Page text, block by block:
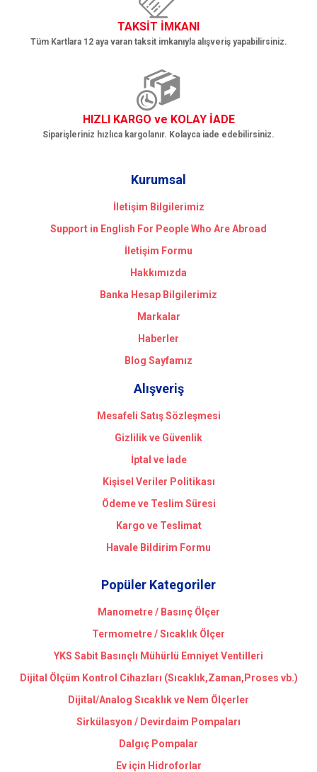
TAKSİT İMKANI
Tüm Kartlara 12 aya varan taksit imkanıyla alışveriş yapabilirsiniz.
HIZLI KARGO ve KOLAY İADE
Siparişleriniz hızlıca kargolanır. Kolayca iade edebilirsiniz.
Kurumsal
İletişim Bilgilerimiz
Support in English For People Who Are Abroad
İletişim Formu
Hakkımızda
Banka Hesap Bilgilerimiz
Markalar
Haberler
Blog Sayfamız
Alışveriş
Mesafeli Satış Sözleşmesi
Gizlilik ve Güvenlik
İptal ve İade
Kişisel Veriler Politikası
Ödeme ve Teslim Süresi
Kargo ve Teslimat
Havale Bildirim Formu
Popüler Kategoriler
Manometre / Basınç Ölçer
Termometre / Sıcaklık Ölçer
YKS Sabit Basınçlı Mühürlü Emniyet Ventilleri
Dijital Ölçüm Kontrol Cihazları (Sıcaklık,Zaman,Proses vb.)
Dijital/Analog Sıcaklık ve Nem Ölçerler
Sirkülasyon / Devirdaim Pompaları
Dalgıç Pompalar
Ev için Hidroforlar